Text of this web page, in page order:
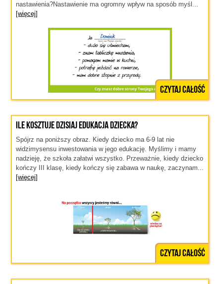
nastawienia?Nastawienie ma ogromny wpływ na sposób myśl...
[więcej]
Czytaj całość
Ile kosztuje dzisiaj edukacja dziecka?
Spójrz na poniższy obraz. Kiedy dziecko ma 6-9 lat nie
widzimysensu inwestowania w jego edukację. Myślimy i mamy
nadzieję, że szkoła załatwi wszystko. Przeważnie, kiedy dziecko
kończy III klasę, kiedy kończy się zabawa w naukę, zaczynam...
[więcej]
Czytaj całość